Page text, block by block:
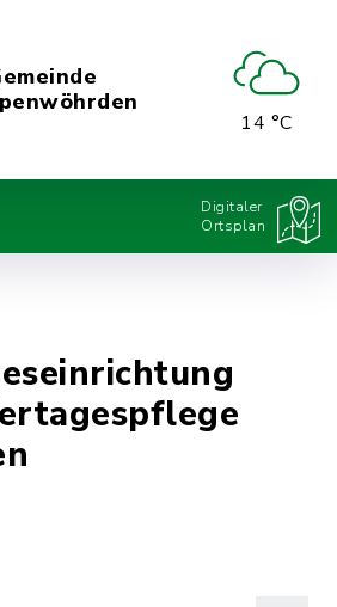
14 °C
Digitaler
Ortsplan